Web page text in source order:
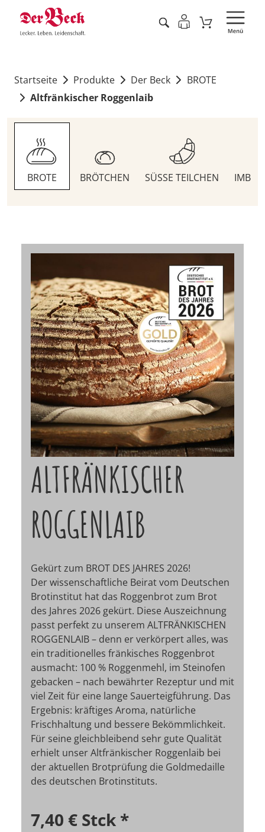
Startseite Produkte Der Beck
BROTE
Altfränkischer Roggenlaib
BROTE BRÖTCHEN SÜSSE TEILCHEN
ALTFRÄNKISCHER
ROGGENLAIB
Gekürt zum BROT DES JAHRES 2026!
Der wissenschaftliche Beirat vom Deutschen
Brotinstitut hat das Roggenbrot zum Brot
des Jahres 2026 gekürt. Diese Auszeichnung
passt perfekt zu unserem ALTFRÄNKISCHEN
ROGGENLAIB – denn er verkörpert alles, was
ein traditionelles fränkisches Roggenbrot
ausmacht: 100 % Roggenmehl, im Steinofen
gebacken – nach bewährter Rezeptur und mit
viel Zeit für eine lange Sauerteigführung. Das
Ergebnis: kräftiges Aroma, natürliche
Frischhaltung und bessere Bekömmlichkeit.
Für seine gleichbleibend sehr gute Qualität
erhielt unser Altfränkischer Roggenlaib bei
der aktuellen Brotprüfung die Goldmedaille
des deutschen Brotinstituts.
7,40 € Stck *